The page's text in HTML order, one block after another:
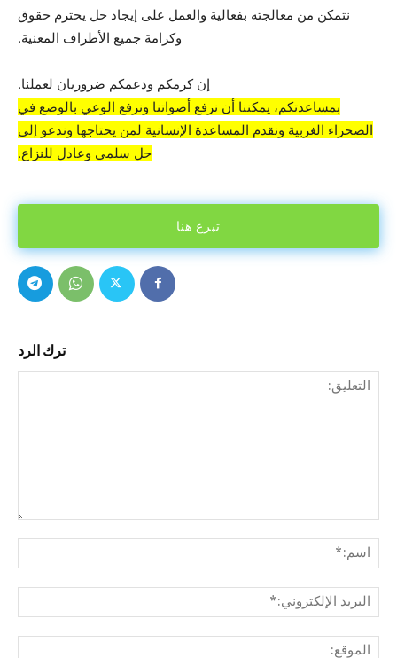
نتمكن من معالجته بفعالية والعمل على إيجاد حل يحترم حقوق
وكرامة جميع الأطراف المعنية.
إن كرمكم ودعمكم ضروريان لعملنا.
بمساعدتكم، يمكننا أن نرفع أصواتنا ونرفع الوعي بالوضع في
الصحراء الغربية ونقدم المساعدة الإنسانية لمن يحتاجها وندعو إلى
حل سلمي وعادل للنزاع.
تبرع هنا
ترك الرد